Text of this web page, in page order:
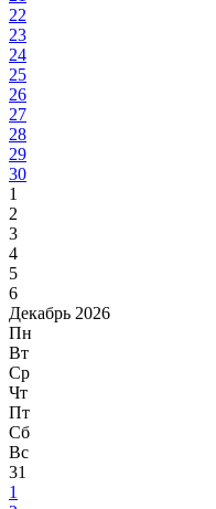
22
23
24
25
26
27
28
29
30
1
2
3
4
5
6
Декабрь 2026
Пн
Вт
Ср
Чт
Пт
Сб
Вс
31
1